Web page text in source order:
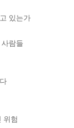
있는가
람들
위험